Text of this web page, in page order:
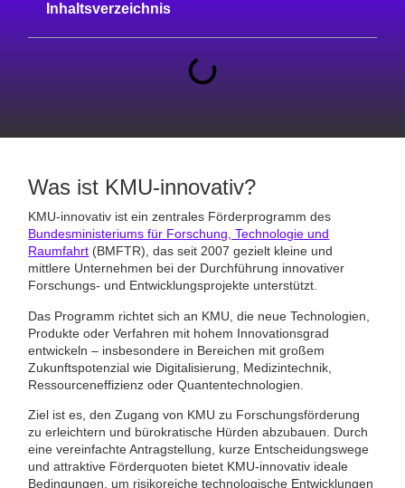
Inhaltsverzeichnis
Was ist KMU-innovativ?
KMU-innovativ ist ein zentrales Förderprogramm des
Bundesministeriums für Forschung, Technologie und
Raumfahrt (BMFTR), das seit 2007 gezielt kleine und
mittlere Unternehmen bei der Durchführung innovativer
Forschungs- und Entwicklungsprojekte unterstützt.
Das Programm richtet sich an KMU, die neue Technologien,
Produkte oder Verfahren mit hohem Innovationsgrad
entwickeln – insbesondere in Bereichen mit großem
Zukunftspotenzial wie Digitalisierung, Medizintechnik,
Ressourceneffizienz oder Quantentechnologien.
Ziel ist es, den Zugang von KMU zu Forschungsförderung
zu erleichtern und bürokratische Hürden abzubauen. Durch
eine vereinfachte Antragstellung, kurze Entscheidungswege
und attraktive Förderquoten bietet KMU-innovativ ideale
Bedingungen, um risikoreiche technologische Entwicklungen